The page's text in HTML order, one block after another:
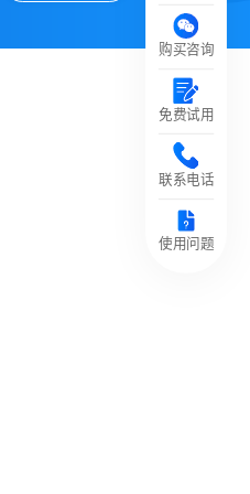
购买咨询
免费试用
联系电话
使用问题